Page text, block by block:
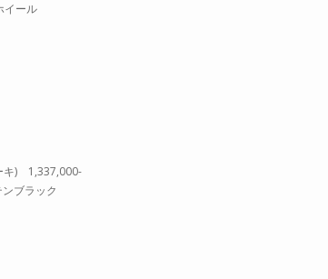
イール
キ) 1,337,000-
ブラック